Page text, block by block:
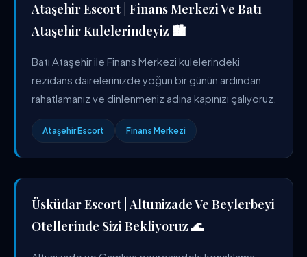
Ataşehir Escort | Finans Merkezi Ve Batı
Ataşehir Kulelerindeyiz 🏙️
Batı Ataşehir ile Finans Merkezi kulelerindeki
rezidans dairelerinizde yoğun bir günün ardından
rahatlamanız ve dinlenmeniz adına kapınızı çalıyoruz.
Ataşehir Escort Finans Merkezi
Üsküdar Escort | Altunizade Ve Beylerbeyi
Otellerinde Sizi Bekliyoruz 🌊